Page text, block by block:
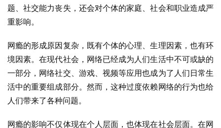
题、社交能力丧失，还会对个体的家庭、社会和职业造成严
重影响。
网瘾的形成原因复杂，既有个体的心理、生理因素，也有环
境因素。在现代社会，网络已经成为人们生活中不可或缺的
一部分，网络社交、游戏、视频等应用也成为了人们日常生
活中的重要组成部分。然而，这种过度依赖网络的行为也给
人们带来了各种问题。
网瘾的影响不仅体现在个人层面，也体现在社会层面。在网